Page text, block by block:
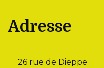
Adresse
26 rue de Dieppe